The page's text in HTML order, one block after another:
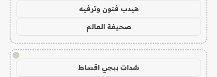
هيدب فنون وترفيه
صحيفة العالم
!
شدات ببجي اقساط